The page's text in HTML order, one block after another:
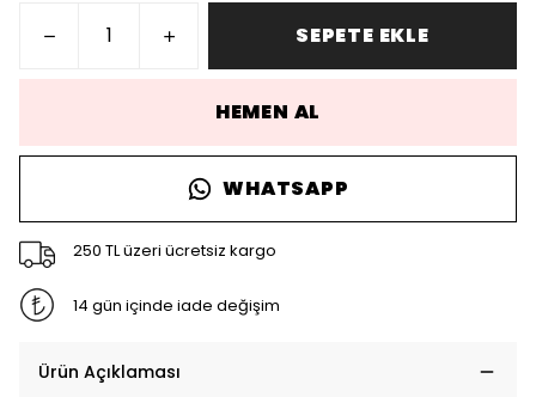
SEPETE EKLE
HEMEN AL
WHATSAPP
250 TL üzeri ücretsiz kargo
14 gün içinde iade değişim
Ürün Açıklaması